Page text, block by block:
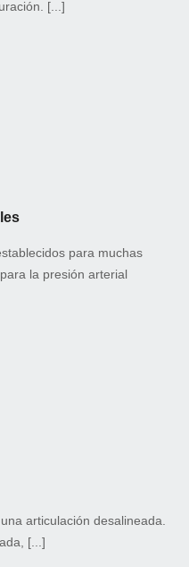
[...]
para muchas
la presión arterial
articulación desalineada.
[...]